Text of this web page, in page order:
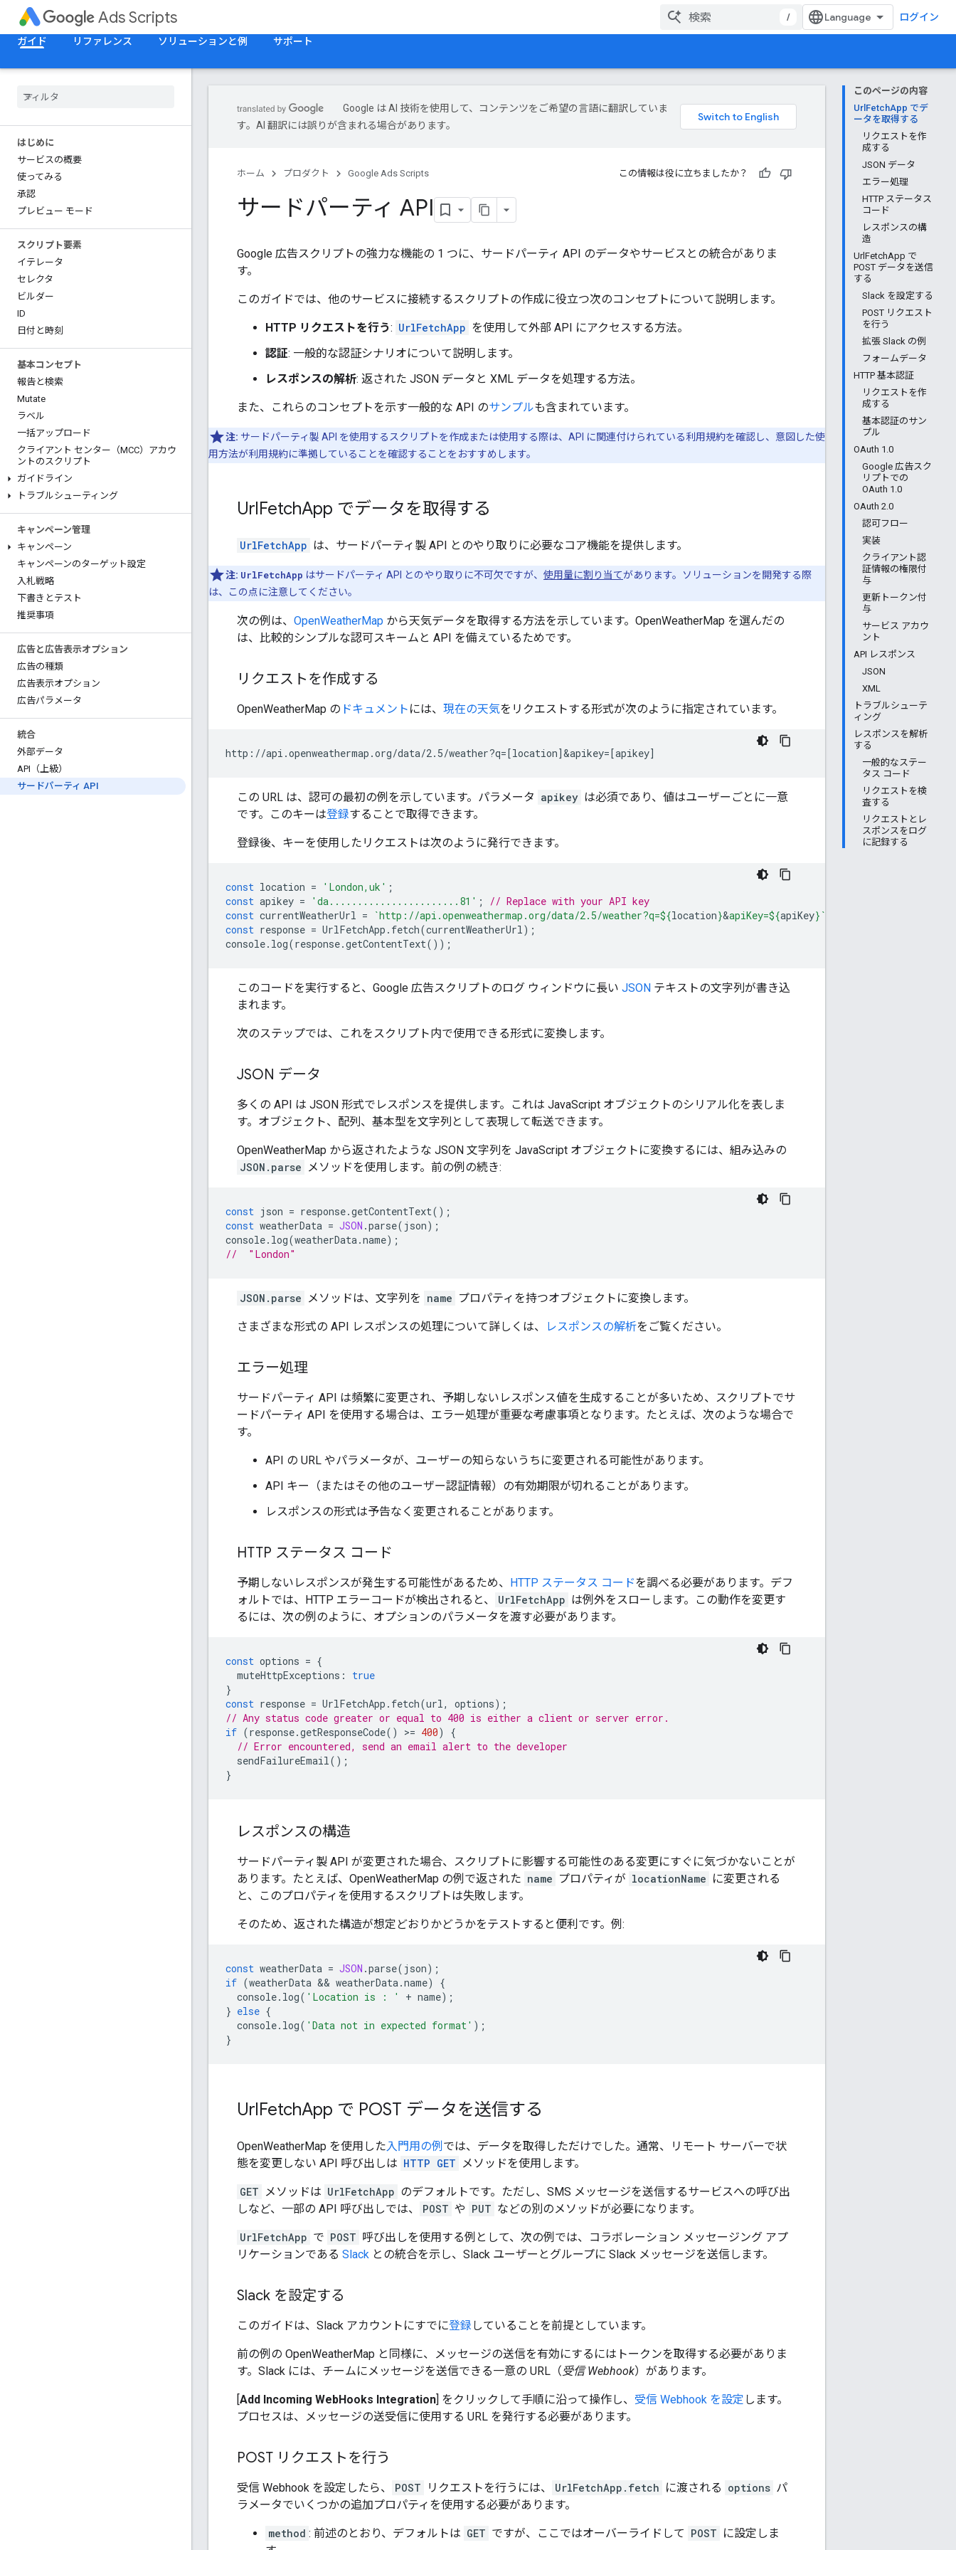
Ads Scripts / ログイン
ガイド リファレンス ソリューションと例 サポート
はじめに
サービスの概要
使ってみる
承認
プレビュー モード
スクリプト要素
イテレータ
セレクタ
ビルダー
ID
日付と時刻
基本コンセプト
報告と検索
Mutate
ラベル
一括アップロード
クライアント センター（MCC）アカウ
ントのスクリプト
ガイドライン
トラブルシューティング
キャンペーン管理
キャンペーン
キャンペーンのターゲット設定
入札戦略
下書きとテスト
推奨事項
広告と広告表示オプション
広告の種類
広告表示オプション
広告パラメータ
統合
外部データ
API（上級）
サードパーティ API
このページの内容
UrlFetchApp でデ
ータを取得する
リクエストを作
成する
JSON データ
エラー処理
HTTP ステータス
コード
レスポンスの構
造
UrlFetchApp で
POST データを送信
する
Slack を設定する
POST リクエスト
を行う
拡張 Slack の例
フォームデータ
HTTP 基本認証
リクエストを作
成する
基本認証のサン
プル
OAuth 1.0
Google 広告スク
リプトでの
OAuth 1.0
OAuth 2.0
認可フロー
実装
クライアント認
証情報の権限付
与
更新トークン付
与
サービス アカウ
ント
API レスポンス
JSON
XML
トラブルシューテ
ィング
レスポンスを解析
する
一般的なステー
タス コード
リクエストを検
査する
リクエストとレ
スポンスをログ
に記録する
Google は AI 技術を使用して、コンテンツをご希望の言語に翻訳していま
す。AI 翻訳には誤りが含まれる場合があります。
ホーム プロダクト Google Ads Scripts この情報は役に立ちましたか？
サードパーティ API
Google 広告スクリプトの強力な機能の 1 つに、サードパーティ API のデータやサービスとの統合がありま
す。
このガイドでは、他のサービスに接続するスクリプトの作成に役立つ次のコンセプトについて説明します。
HTTP リクエストを行う: UrlFetchApp を使用して外部 API にアクセスする方法。
認証: 一般的な認証シナリオについて説明します。
レスポンスの解析: 返された JSON データと XML データを処理する方法。
また、これらのコンセプトを示す一般的な API のサンプルも含まれています。
注: サードパーティ製 API を使用するスクリプトを作成または使用する際は、API に関連付けられている利用規約を確認し、意図した使
用方法が利用規約に準拠していることを確認することをおすすめします。
UrlFetchApp でデータを取得する
UrlFetchApp は、サードパーティ製 API とのやり取りに必要なコア機能を提供します。
注: UrlFetchApp はサードパーティ API とのやり取りに不可欠ですが、 使用量に割り当てがあります。ソリューションを開発する際
は、この点に注意してください。
次の例は、 OpenWeatherMap から天気データを取得する方法を示しています。OpenWeatherMap を選んだの
は、比較的シンプルな認可スキームと API を備えているためです。
リクエストを作成する
OpenWeatherMap の ドキュメント には、 現在の天気をリクエストする形式が次のように指定されています。
この URL は、認可の最初の例を示しています。パラメータ apikey は必須であり、値はユーザーごとに一意
です。このキーは登録することで取得できます。
登録後、キーを使用したリクエストは次のように発行できます。
const location = 'London,uk' ;
const apikey = 'da.......................81' ;
// Replace with your API key
const currentWeatherUrl = `http://api.openweathermap.org/data/2.5/weather?q=${location}&apiKey=${apiKey} `
const response = UrlFetchApp . fetch(currentWeatherUrl);
console. log(response.getContentText());
このコードを実行すると、Google 広告スクリプトのログ ウィンドウに長い JSON テキストの文字列が書き込
まれます。
次のステップでは、これをスクリプト内で使用できる形式に変換します。
JSON データ
多くの API は JSON 形式でレスポンスを提供します。これは JavaScript オブジェクトのシリアル化を表しま
す。オブジェクト、配列、基本型を文字列として表現して転送できます。
OpenWeatherMap から返されたような JSON 文字列を JavaScript オブジェクトに変換するには、組み込みの
JSON.parse メソッドを使用します。前の例の続き:
const json = response.getContentText();
const weatherData = JSON .parse( json);
console. log(weatherData.name);
//  "London"
JSON.parse メソッドは、文字列を name プロパティを持つオブジェクトに変換します。
さまざまな形式の API レスポンスの処理について詳しくは、 レスポンスの解析をご覧ください。
エラー処理
サードパーティ API は頻繁に変更され、予期しないレスポンス値を生成することが多いため、スクリプトでサ
ードパーティ API を使用する場合は、エラー処理が重要な考慮事項となります。たとえば、次のような場合で
す。
API の URL やパラメータが、ユーザーの知らないうちに変更される可能性があります。
API キー（またはその他のユーザー認証情報）の有効期限が切れることがあります。
レスポンスの形式は予告なく変更されることがあります。
HTTP ステータス コード
予期しないレスポンスが発生する可能性があるため、 HTTP ステータス コードを調べる必要があります。デフ
ォルトでは、HTTP エラーコードが検出されると、
UrlFetchApp は例外をスローします。この動作を変更す
るには、次の例のように、オプションのパラメータを渡す必要があります。
const options = {
muteHttpExceptions :
true
}
const response = UrlFetchApp . fetch(url, options);
// Any status code greater or equal to 400 is either a client or server error.
if (response.getResponseCode() >= 400)
{
// Error encountered, send an email alert to the developer
sendFailureEmail();
}
レスポンスの構造
サードパーティ製 API が変更された場合、スクリプトに影響する可能性のある変更にすぐに気づかないことが
あります。たとえば、OpenWeatherMap の例で返された name プロパティが locationName に変更される
と、このプロパティを使用するスクリプトは失敗します。
そのため、返された構造が想定どおりかどうかをテストすると便利です。例:
const weatherData = JSON .parse( json);
if (weatherData && weatherData.name)
{
console. log( 'Location is : ' + name);
} else {
console. log( 'Data not in expected format' );
}
UrlFetchApp で POST データを送信する
OpenWeatherMap を使用した入門用の例 では、データを取得しただけでした。通常、リモート サーバーで状
態を変更しない API 呼び出しは HTTP GET メソッドを使用します。
GET メソッドは UrlFetchApp のデフォルトです。ただし、SMS メッセージを送信するサービスへの呼び出
しなど、一部の API 呼び出しでは、
POST や PUT などの別のメソッドが必要になります。
UrlFetchApp で POST 呼び出しを使用する例として、次の例では、コラボレーション メッセージング アプ
リケーションである Slack との統合を示し、Slack ユーザーとグループに Slack メッセージを送信します。
Slack を設定する
このガイドは、Slack アカウントにすでに登録 していることを前提としています。
前の例の OpenWeatherMap と同様に、メッセージの送信を有効にするにはトークンを取得する必要がありま
す。Slack には、チームにメッセージを送信できる一意の URL（受信 Webhook）があります。
[Add Incoming WebHooks Integration] をクリックして手順に沿って操作し、 受信 Webhook を設定 します。
プロセスは、メッセージの送受信に使用する URL を発行する必要があります。
POST リクエストを行う
受信 Webhook を設定したら、 POST リクエストを行うには、 UrlFetchApp.fetch に渡される options パ
ラメータでいくつかの追加プロパティを使用する必要があります。
method : 前述のとおり、デフォルトは GET ですが、ここではオーバーライドして POST に設定しま